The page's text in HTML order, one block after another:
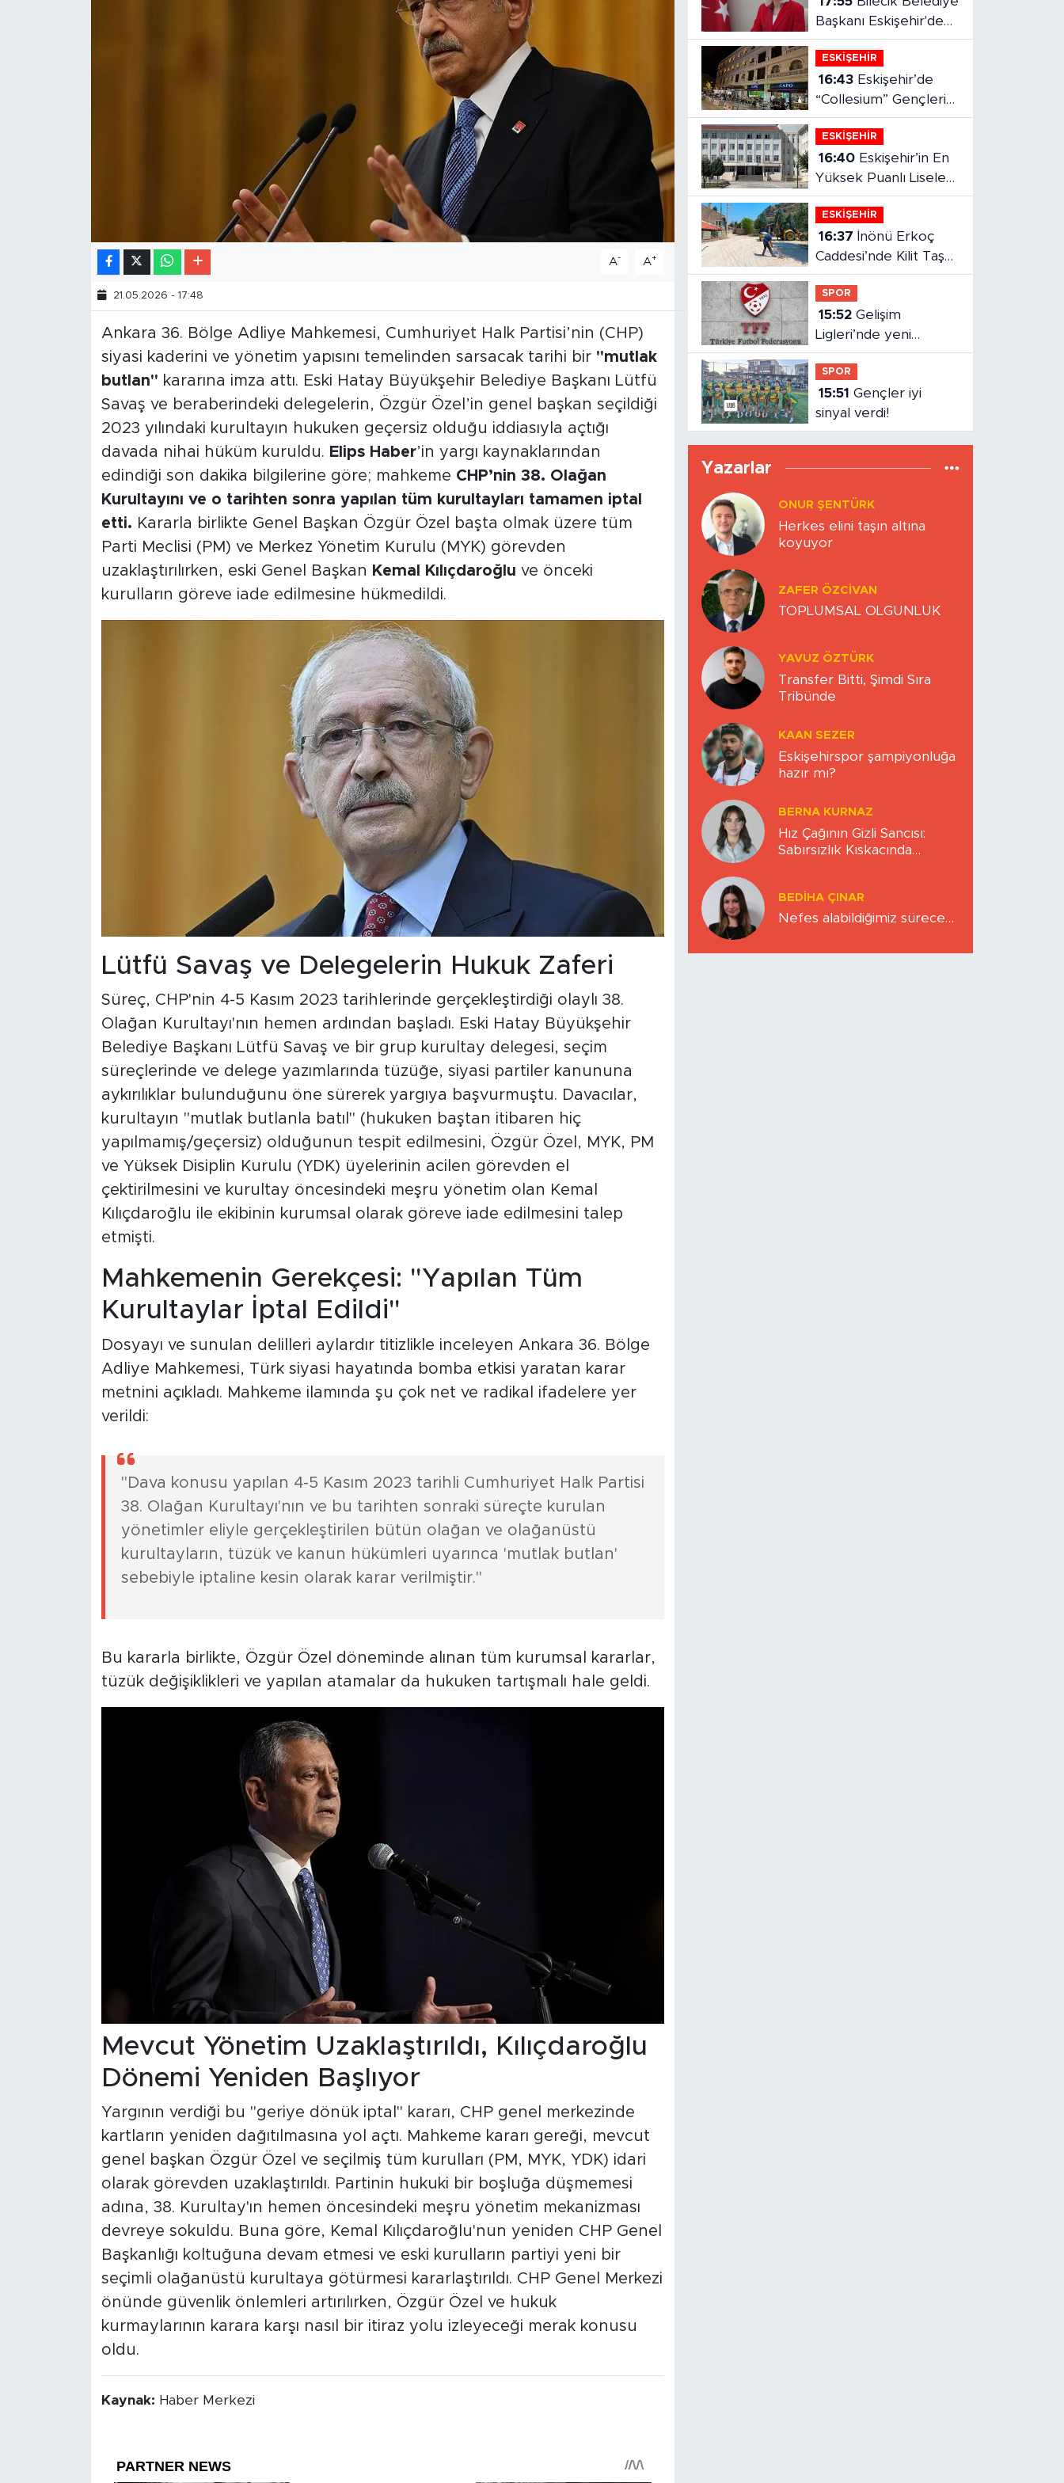
A- A+
21.05.2026 - 17:48
Ankara 36. Bölge Adliye Mahkemesi, Cumhuriyet Halk Partisi’nin (CHP)
siyasi kaderini ve yönetim yapısını temelinden sarsacak tarihi bir "mutlak
butlan" kararına imza attı. Eski Hatay Büyükşehir Belediye Başkanı Lütfü
Savaş ve beraberindeki delegelerin, Özgür Özel’in genel başkan seçildiği
2023 yılındaki kurultayın hukuken geçersiz olduğu iddiasıyla açtığı
davada nihai hüküm kuruldu. Elips Haber’in yargı kaynaklarından
edindiği son dakika bilgilerine göre; mahkeme CHP’nin 38. Olağan
Kurultayını ve o tarihten sonra yapılan tüm kurultayları tamamen iptal
etti. Kararla birlikte Genel Başkan Özgür Özel başta olmak üzere tüm
Parti Meclisi (PM) ve Merkez Yönetim Kurulu (MYK) görevden
uzaklaştırılırken, eski Genel Başkan Kemal Kılıçdaroğlu ve önceki
kurulların göreve iade edilmesine hükmedildi.
Lütfü Savaş ve Delegelerin Hukuk Zaferi
Süreç, CHP'nin 4-5 Kasım 2023 tarihlerinde gerçekleştirdiği olaylı 38.
Olağan Kurultayı'nın hemen ardından başladı. Eski Hatay Büyükşehir
Belediye Başkanı Lütfü Savaş ve bir grup kurultay delegesi, seçim
süreçlerinde ve delege yazımlarında tüzüğe, siyasi partiler kanununa
aykırılıklar bulunduğunu öne sürerek yargıya başvurmuştu. Davacılar,
kurultayın "mutlak butlanla batıl" (hukuken baştan itibaren hiç
yapılmamış/geçersiz) olduğunun tespit edilmesini, Özgür Özel, MYK, PM
ve Yüksek Disiplin Kurulu (YDK) üyelerinin acilen görevden el
çektirilmesini ve kurultay öncesindeki meşru yönetim olan Kemal
Kılıçdaroğlu ile ekibinin kurumsal olarak göreve iade edilmesini talep
etmişti.
Mahkemenin Gerekçesi: "Yapılan Tüm
Kurultaylar İptal Edildi"
Dosyayı ve sunulan delilleri aylardır titizlikle inceleyen Ankara 36. Bölge
Adliye Mahkemesi, Türk siyasi hayatında bomba etkisi yaratan karar
metnini açıkladı. Mahkeme ilamında şu çok net ve radikal ifadelere yer
verildi:
"Dava konusu yapılan 4-5 Kasım 2023 tarihli Cumhuriyet Halk Partisi
38. Olağan Kurultayı'nın ve bu tarihten sonraki süreçte kurulan
yönetimler eliyle gerçekleştirilen bütün olağan ve olağanüstü
kurultayların, tüzük ve kanun hükümleri uyarınca 'mutlak butlan'
sebebiyle iptaline kesin olarak karar verilmiştir."
Bu kararla birlikte, Özgür Özel döneminde alınan tüm kurumsal kararlar,
tüzük değişiklikleri ve yapılan atamalar da hukuken tartışmalı hale geldi.
Mevcut Yönetim Uzaklaştırıldı, Kılıçdaroğlu
Dönemi Yeniden Başlıyor
Yargının verdiği bu "geriye dönük iptal" kararı, CHP genel merkezinde
kartların yeniden dağıtılmasına yol açtı. Mahkeme kararı gereği, mevcut
genel başkan Özgür Özel ve seçilmiş tüm kurulları (PM, MYK, YDK) idari
olarak görevden uzaklaştırıldı. Partinin hukuki bir boşluğa düşmemesi
adına, 38. Kurultay'ın hemen öncesindeki meşru yönetim mekanizması
devreye sokuldu. Buna göre, Kemal Kılıçdaroğlu'nun yeniden CHP Genel
Başkanlığı koltuğuna devam etmesi ve eski kurulların partiyi yeni bir
seçimli olağanüstü kurultaya götürmesi kararlaştırıldı. CHP Genel Merkezi
önünde güvenlik önlemleri artırılırken, Özgür Özel ve hukuk
kurmaylarının karara karşı nasıl bir itiraz yolu izleyeceği merak konusu
oldu.
Kaynak: Haber Merkezi
ONUR ŞENTÜRK
Herkes elini taşın altına
koyuyor
ZAFER ÖZCIVAN
TOPLUMSAL OLGUNLUK
YAVUZ ÖZTÜRK
Transfer Bitti, Şimdi Sıra
Tribünde
KAAN SEZER
Eskişehirspor şampiyonluğa
hazır mı?
BERNA KURNAZ
Hız Çağının Gizli Sancısı:
Sabırsızlık Kıskacında
Zihinlerimiz
BEDIHA ÇINAR
Nefes alabildiğimiz sürece…